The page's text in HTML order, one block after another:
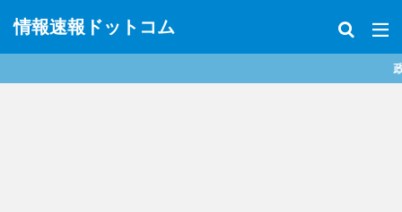
情報速報ドットコム
政治、経済、地震、